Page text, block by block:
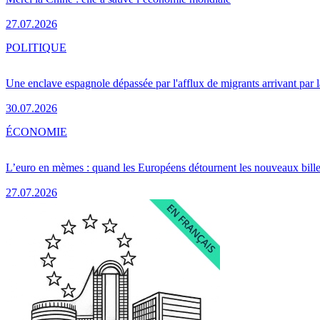
27.07.2026
Une enclave espagnole dépassée par l'afflux de migrants arrivant par
30.07.2026
POLITIQUE
L’euro en mèmes : quand les Européens détournent les nouveaux
27.07.2026
ÉCONOMIE